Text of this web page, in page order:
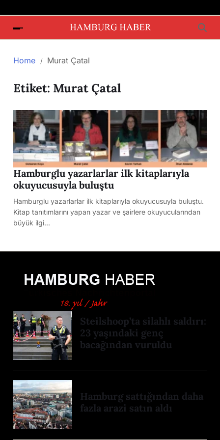
Home Murat Çatal
Etiket: Murat Çatal
Hamburglu yazarlarlar ilk kitaplarıyla
okuyucusuyla buluştu
Hamburglu yazarlarlar ilk kitaplarıyla okuyucusuyla buluştu.
Kitap tanıtımlarını yapan yazar ve şairlere okuyucularından
büyük ilgi...
Steilshoop’ta silahlı saldırı:
23 yaşındaki genç
bacağından vuruldu
Hamburg sattığından daha
fazla arazi satın aldı